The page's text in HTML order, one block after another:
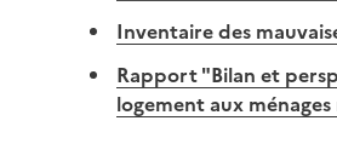
Inventaire des
Rapport "Bilan et
logement aux